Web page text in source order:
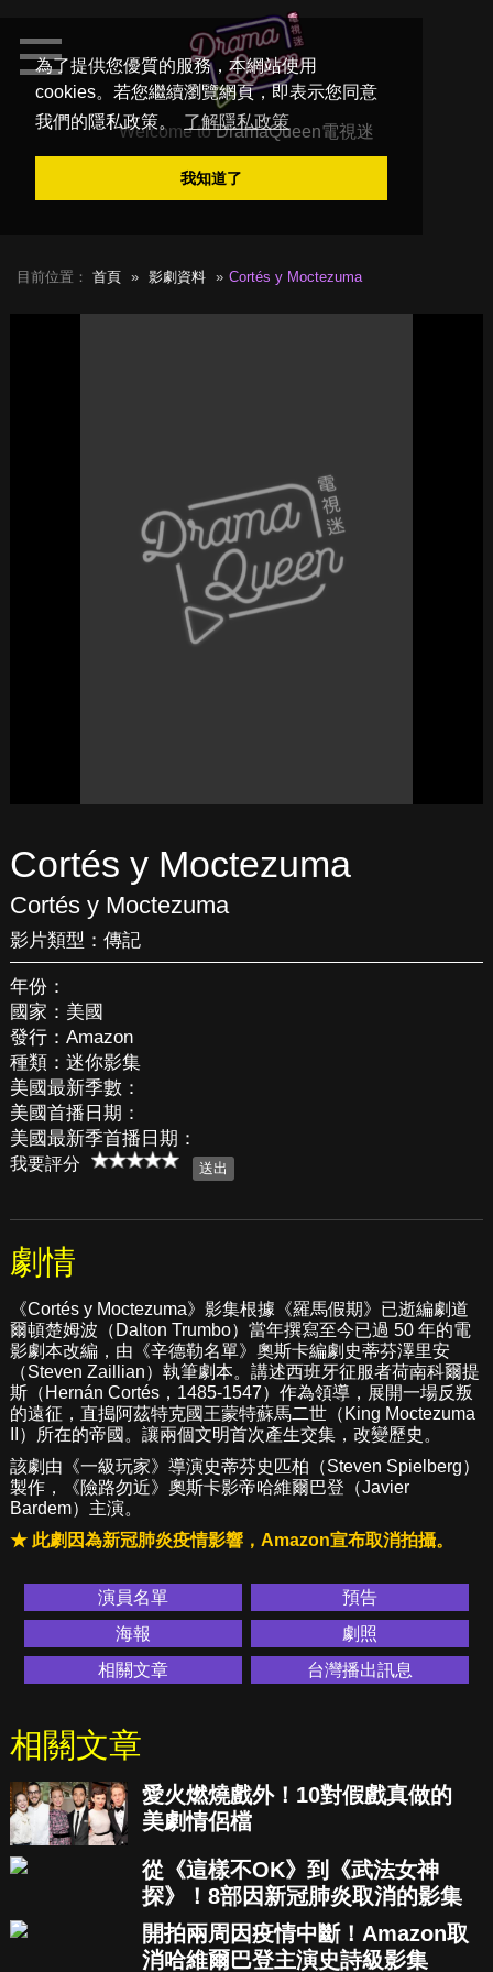
為了提供您優質的服務，本網站使用
cookies。若您繼續瀏覽網頁，即表示您同意
我們的隱私政策。
了解隱私政策
我知道了
Welcome toDramaQueen電視迷
目前位置： 首頁 影劇資料 Cortés y Moctezuma
Cortés y Moctezuma
Cortés y Moctezuma
影片類型： 傳記
年份：
國家：美國
發行：Amazon
種類：迷你影集
美國最新季數：
美國首播日期：
美國最新季首播日期：
我要評分
劇情
《Cortés y Moctezuma》影集根據《羅馬假期》已逝編劇道
爾頓楚姆波（Dalton Trumbo）當年撰寫至今已過 50 年的電
影劇本改編，由《辛德勒名單》奧斯卡編劇史蒂芬澤里安
（Steven Zaillian）執筆劇本。講述西班牙征服者荷南科爾提
斯（Hernán Cortés，1485-1547）作為領導，展開一場反叛
的遠征，直搗阿茲特克國王蒙特蘇馬二世（King Moctezuma
II）所在的帝國。讓兩個文明首次產生交集，改變歷史。
該劇由《一級玩家》導演史蒂芬史匹柏（Steven Spielberg）
製作，《險路勿近》奧斯卡影帝哈維爾巴登（Javier
Bardem）主演。
★ 此劇因為新冠肺炎疫情影響，Amazon宣布取消拍攝。
演員名單
預告
海報
劇照
相關文章
台灣播出訊息
相關文章
愛火燃燒戲外！10對假戲真做的
美劇情侶檔
從《這樣不OK》到《武法女神
探》！8部因新冠肺炎取消的影集
開拍兩周因疫情中斷！Amazon取
消哈維爾巴登主演史詩級影集